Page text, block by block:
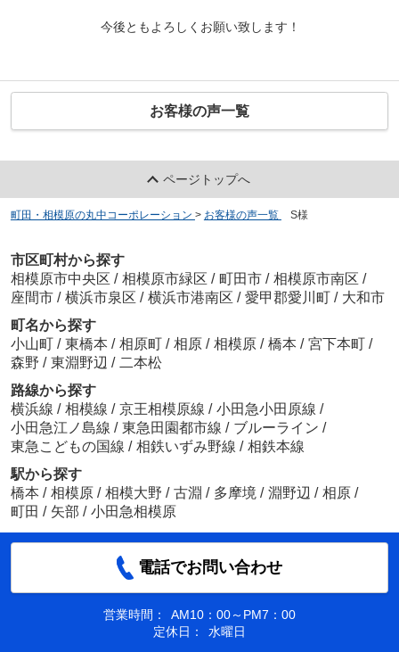
今後ともよろしくお願い致します！
お客様の声一覧
ページトップへ
町田・相模原の丸中コーポレーション > お客様の声一覧 S様
市区町村から探す
相模原市中央区 / 相模原市緑区 / 町田市 / 相模原市南区 /
座間市 / 横浜市泉区 / 横浜市港南区 / 愛甲郡愛川町 / 大和市
町名から探す
小山町 / 東橋本 / 相原町 / 相原 / 相模原 / 橋本 / 宮下本町 /
森野 / 東淵野辺 / 二本松
路線から探す
横浜線 / 相模線 / 京王相模原線 / 小田急小田原線 /
小田急江ノ島線 / 東急田園都市線 / ブルーライン /
東急こどもの国線 / 相鉄いずみ野線 / 相鉄本線
駅から探す
橋本 / 相模原 / 相模大野 / 古淵 / 多摩境 / 淵野辺 / 相原 /
町田 / 矢部 / 小田急相模原
電話でお問い合わせ
営業時間：
AM10：00～PM7：00
定休日：
水曜日